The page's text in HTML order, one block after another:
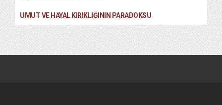
UMUT VE HAYAL KIRIKLIĞININ PARADOKSU